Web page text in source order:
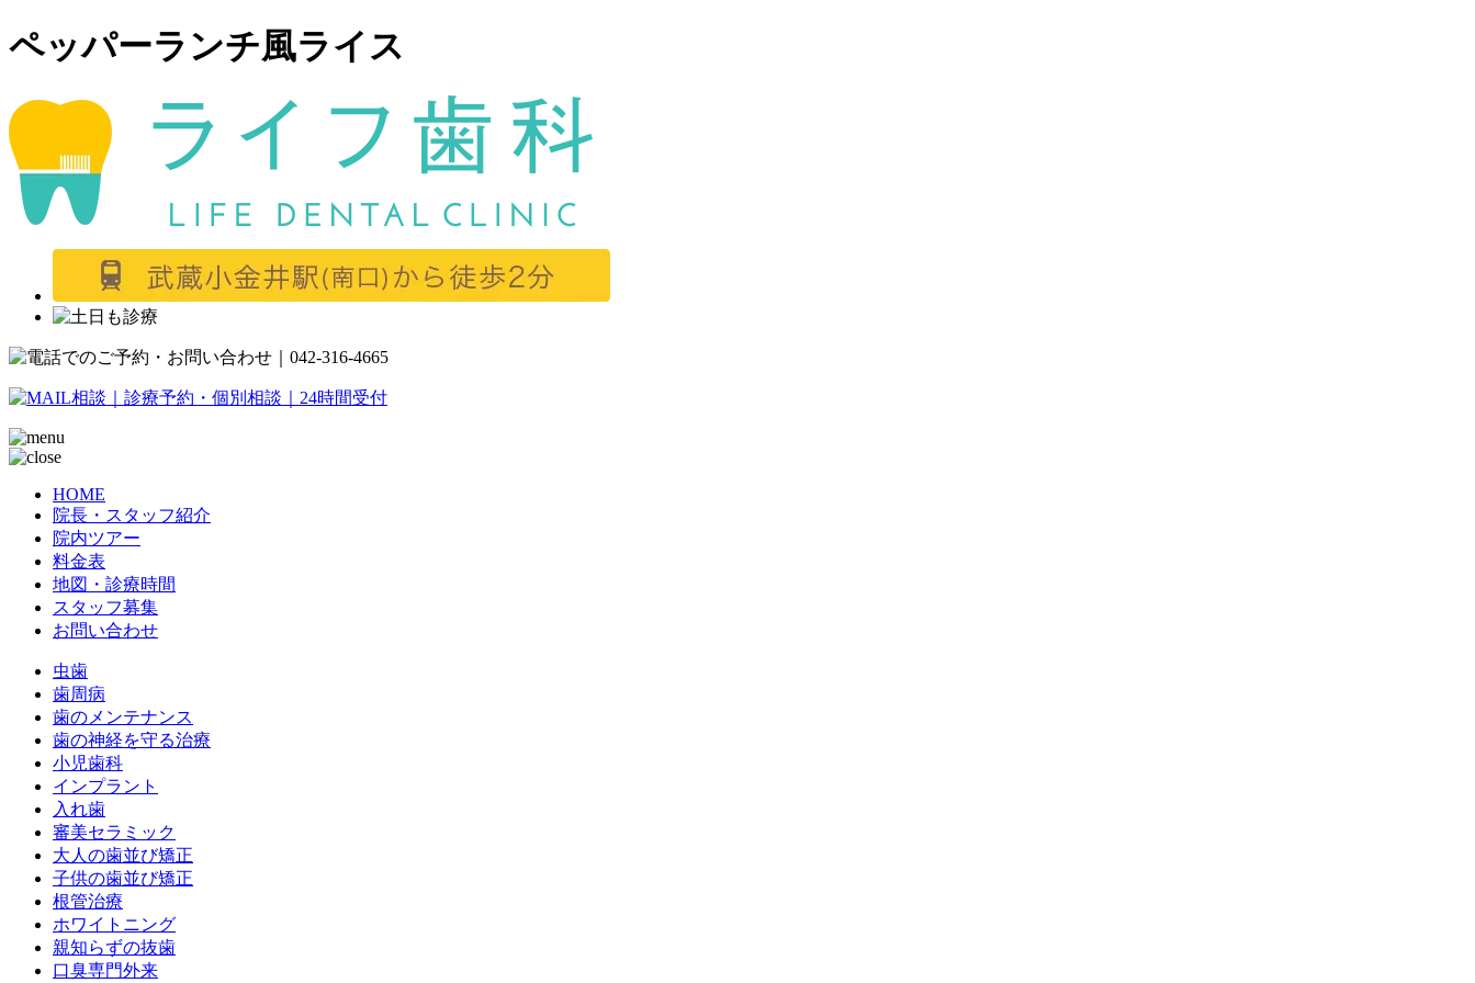
ペッパーランチ風ライス
HOME
院長・スタッフ紹介
院内ツアー
料金表
地図・診療時間
スタッフ募集
お問い合わせ
虫歯
歯周病
歯のメンテナンス
歯の神経を守る治療
小児歯科
インプラント
入れ歯
審美セラミック
大人の歯並び矯正
子供の歯並び矯正
根管治療
ホワイトニング
親知らずの抜歯
口臭専門外来